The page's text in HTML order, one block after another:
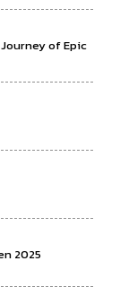
of Epic
2025